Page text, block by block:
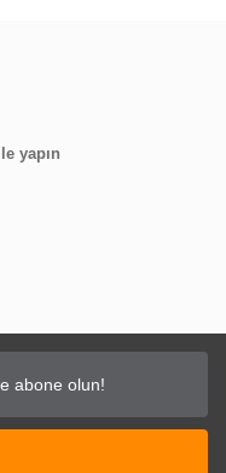
Henüz montaj
gözükmüyor.
yapın